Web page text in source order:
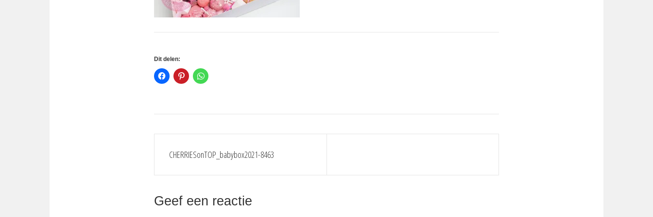
Dit delen:
navigatie
CHERRIESonTOP_babybox2021-8463
Geef een reactie